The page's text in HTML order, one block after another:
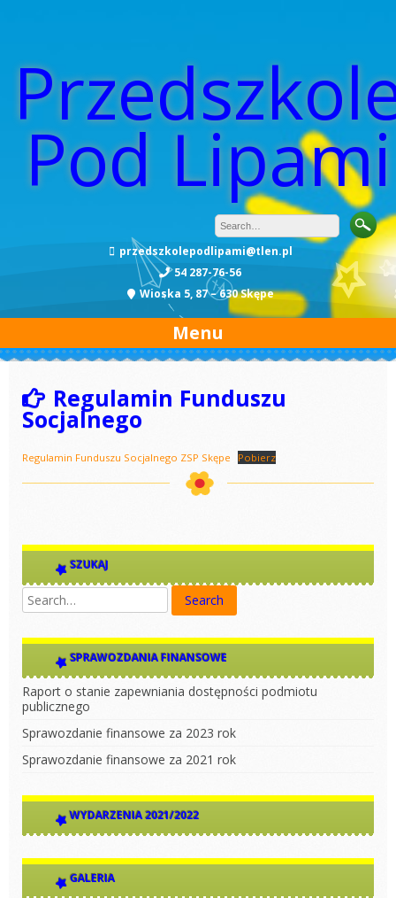
Pod Lipami
przedszkolepodlipami@tlen.pl
54 287-76-56
Wioska 5, 87 – 630 Skępe
Menu
Regulamin Funduszu
Socjalnego
Regulamin Funduszu Socjalnego ZSP Skępe Pobierz
SZUKAJ
SPRAWOZDANIA FINANSOWE
Raport o stanie zapewniania dostępności podmiotu
publicznego
Sprawozdanie finansowe za 2023 rok
Sprawozdanie finansowe za 2021 rok
WYDARZENIA 2021/2022
GALERIA